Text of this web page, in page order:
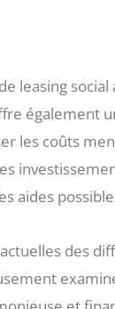
leasing social
également
les coûts
aides
des